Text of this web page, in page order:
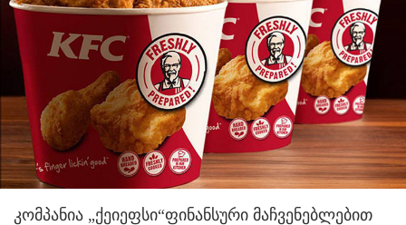
კომპანია „ქეიეფსი“ფინანსური მაჩვენებლებით